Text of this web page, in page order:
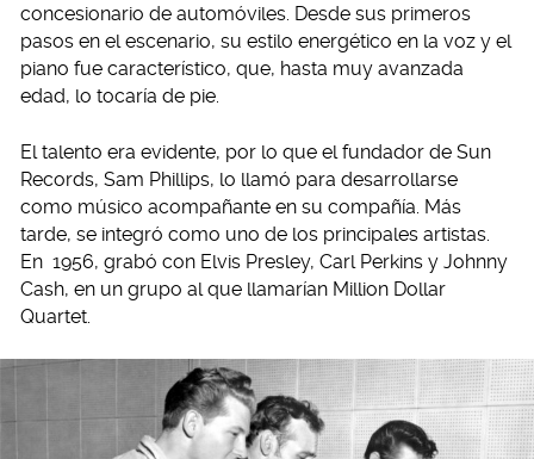
concesionario de automóviles. Desde sus primeros
pasos en el escenario, su estilo energético en la voz y el
piano fue característico, que, hasta muy avanzada
edad, lo tocaría de pie.
El talento era evidente, por lo que el fundador de Sun
Records, Sam Phillips, lo llamó para desarrollarse
como músico acompañante en su compañía. Más
tarde, se integró como uno de los principales artistas.
En 1956, grabó con Elvis Presley, Carl Perkins y Johnny
Cash, en un grupo al que llamarían Million Dollar
Quartet.